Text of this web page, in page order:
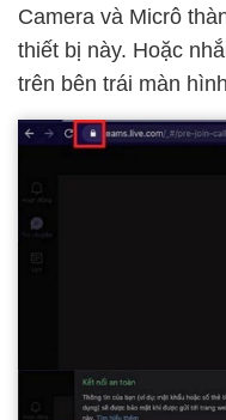
Camera và Micrô
thiết bị này. Hoặc
trên bên trái màn